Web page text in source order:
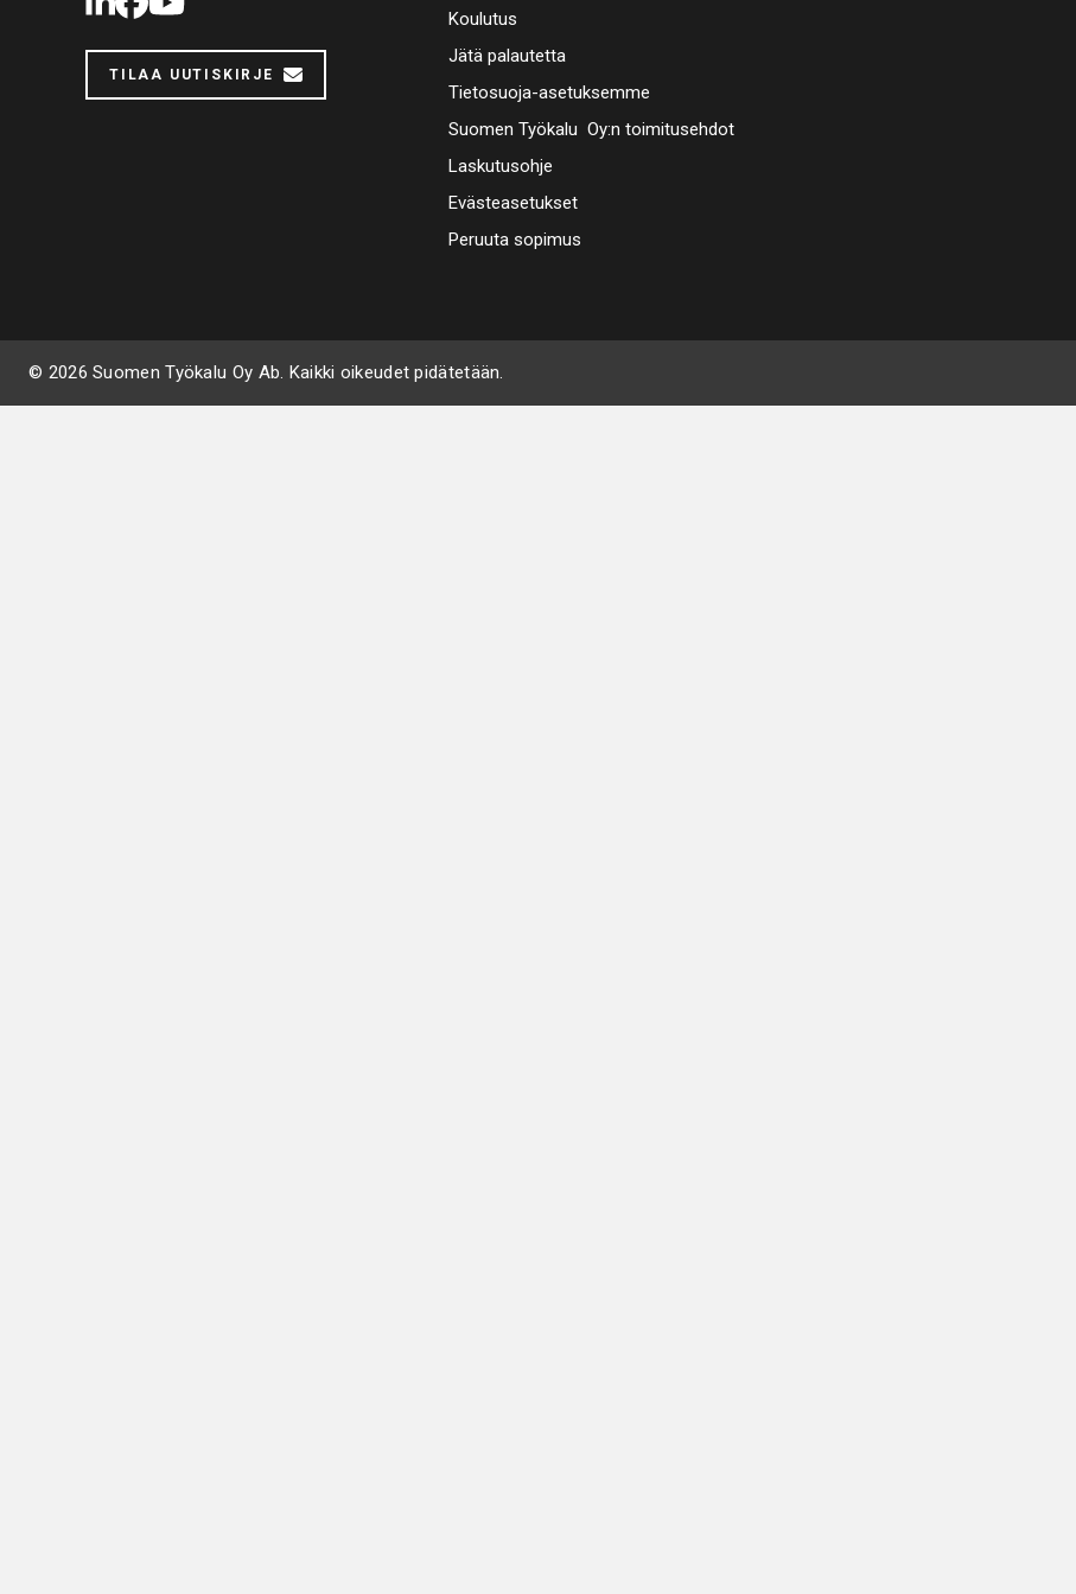
TILAA UUTISKIRJE
Koulutus
Jätä palautetta
Tietosuoja-asetuksemme
Suomen Työkalu Oy:n toimitusehdot
Laskutusohje
Evästeasetukset
Peruuta sopimus
© 2026 Suomen Työkalu Oy Ab. Kaikki oikeudet pidätetään.